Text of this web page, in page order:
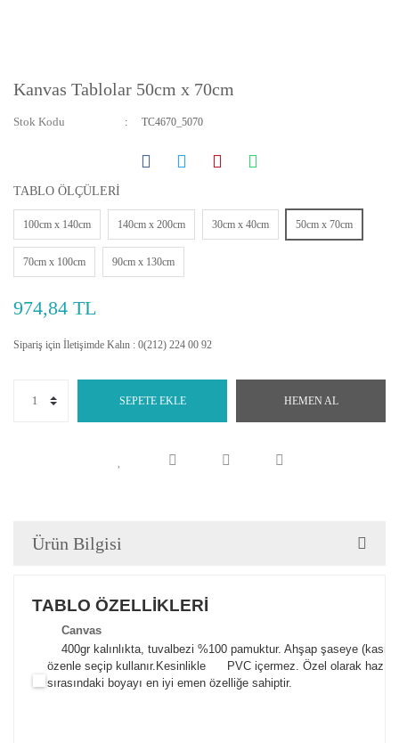
Kanvas Tablolar 50cm x 70cm
Stok Kodu TC4670_5070
TABLO ÖLÇÜLERİ
100cm x 140cm 140cm x 200cm 30cm x 40cm 50cm x 70cm
70cm x 100cm 90cm x 130cm
974,84 TL
Sipariş için İletişimde Kalın : 0(212) 224 00 92
SEPETE EKLE HEMEN AL
Ürün Bilgisi
TABLO ÖZELLİKLERİ
Canvas
400gr kalınlıkta, tuvalbezi %100 pamuktur. Ahşap şaseye
özenle seçip kullanır. Kesinlikle PVC içermez. Özel olarak
sırasındaki boyayı en iyi emen özelliğe sahiptir.